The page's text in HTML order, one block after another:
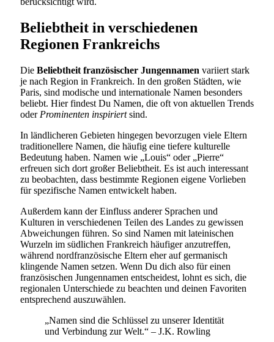
Beliebtheit in verschiedenen
Regionen Frankreichs
Die Beliebtheit französischer Jungennamen variiert stark
je nach Region in Frankreich. In den großen Städten, wie
Paris, sind modische und internationale Namen besonders
beliebt. Hier findest Du Namen, die oft von aktuellen Trends
oder Prominenten inspiriertsind.
In ländlicheren Gebieten hingegen bevorzugen viele Eltern
traditionellere Namen, die häufig eine tiefere kulturelle
Bedeutung haben. Namen wie „Louis“ oder „Pierre“
erfreuen sich dort großer Beliebtheit. Es ist auch interessant
zu beobachten, dass bestimmte Regionen eigene Vorlieben
für spezifische Namen entwickelt haben.
Außerdem kann der Einfluss anderer Sprachen und
Kulturen in verschiedenen Teilen des Landes zu gewissen
Abweichungen führen. So sind Namen mit lateinischen
Wurzeln im südlichen Frankreich häufiger anzutreffen,
während nordfranzösische Eltern eher auf germanisch
klingende Namen setzen. Wenn Du dich also für einen
französischen Jungennamen entscheidest, lohnt es sich, die
regionalen Unterschiede zu beachten und deinen Favoriten
entsprechend auszuwählen.
„Namen sind die Schlüssel zu unserer Identität
und Verbindung zur Welt.“ – J.K. Rowling